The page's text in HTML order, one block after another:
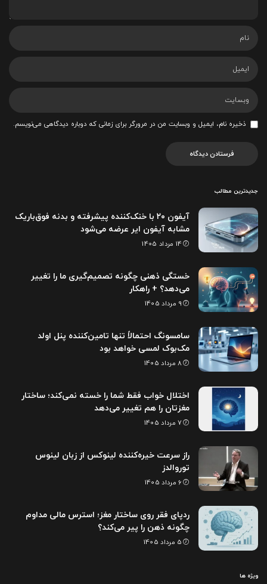
ذخیره نام، ایمیل و وبسایت من در مرورگر برای زمانی که دوباره دیدگاهی می‌نویسم.
جدیدترین مطالب
آیفون ۲۰ با خنک‌کننده پیشرفته و بدنه فوق‌باریک
مشابه آیفون ایر عرضه می‌شود
14 مرداد 1405
خستگی ذهنی چگونه تصمیم‌گیری ما را تغییر
می‌دهد؟ + راهکار
9 مرداد 1405
سامسونگ احتمالاً تنها تامین‌کننده پنل اولد
مک‌بوک لمسی خواهد بود
8 مرداد 1405
اختلال خواب فقط شما را خسته نمی‌کند؛ ساختار
مغزتان را هم تغییر می‌دهد
7 مرداد 1405
راز سرعت خیره‌کننده لینوکس از زبان لینوس
توروالدز
6 مرداد 1405
ردپای فقر روی ساختار مغز؛ استرس مالی مداوم
چگونه ذهن را پیر می‌کند؟
5 مرداد 1405
ویژه ها